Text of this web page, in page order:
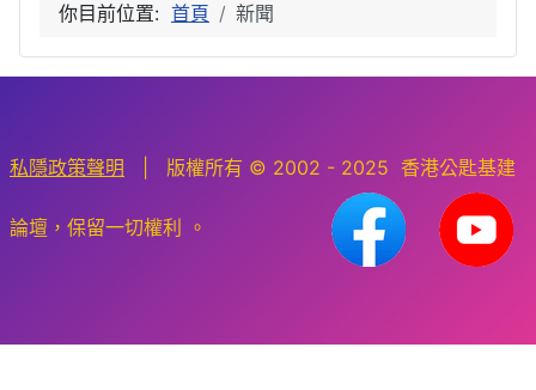
你目前位置: 首頁 新聞
私隱政策聲明 | 版權所有 © 2002 - 2025 香港公匙基建
論壇，保留一切權利 。